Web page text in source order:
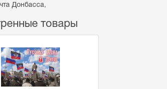
Донбасса,
товары